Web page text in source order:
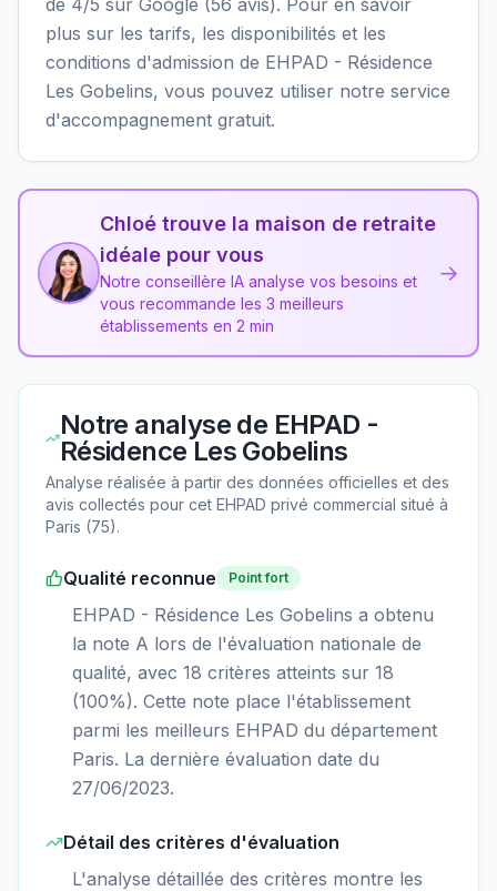
plus sur les tarifs, les disponibilités et les
conditions d'admission de EHPAD - Résidence
Les Gobelins, vous pouvez utiliser notre service
d'accompagnement gratuit.
Chloé trouve la maison de retraite
idéale pour vous
Notre conseillère IA analyse vos besoins et
vous recommande les 3 meilleurs
établissements en 2 min
→
Notre analyse de EHPAD -
Résidence Les Gobelins
Analyse réalisée à partir des données officielles et des
avis collectés pour cet EHPAD privé commercial situé à
Paris (75).
Qualité reconnue Point fort
EHPAD - Résidence Les Gobelins a obtenu
la note A lors de l'évaluation nationale de
qualité, avec 18 critères atteints sur 18
(100%). Cette note place l'établissement
parmi les meilleurs EHPAD du département
Paris. La dernière évaluation date du
27/06/2023.
Détail des critères d'évaluation
L'analyse détaillée des critères montre les